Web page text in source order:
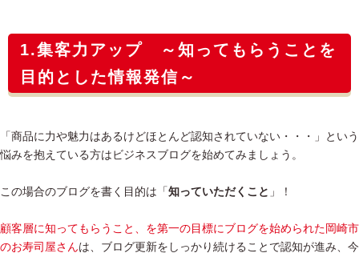
1.集客力アップ ～知ってもらうことを
目的とした情報発信～
「商品に力や魅力はあるけどほとんど認知されていない・・・」という
悩みを抱えている方はビジネスブログを始めてみましょう。
この場合のブログを書く目的は「知っていただくこと 」！
顧客層に知ってもらうこと、を第一の目標にブログを始められた岡崎市
のお寿司屋さんは、ブログ更新をしっかり続けることで認知が進み、今